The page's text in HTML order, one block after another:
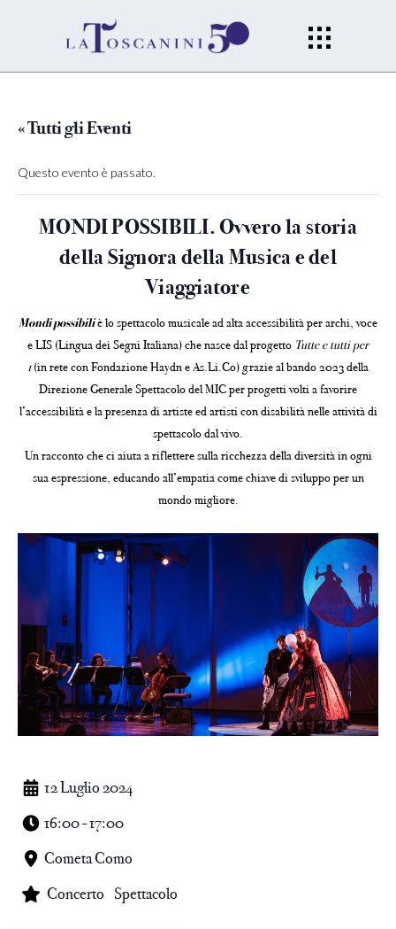
« Tutti gli Eventi
Questo evento è passato.
MONDI POSSIBILI. Ovvero la storia
della Signora della Musica e del
Viaggiatore
Mondi possibiliè lo spettacolo musicale ad alta accessibilità per archi, voce
e LIS (Lingua dei Segni Italiana) che nasce dal progetto Tutte e tutti per
1(in rete con Fondazione Haydn e As.Li.Co) grazie al bando 2023 della
Direzione Generale Spettacolo del MIC per progetti volti a favorire
l’accessibilità e la presenza di artiste ed artisti con disabilità nelle attività di
spettacolo dal vivo.
Un racconto che ci aiuta a riflettere sulla ricchezza della diversità in ogni
sua espressione, educando all’empatia come chiave di sviluppo per un
mondo migliore.
12 Luglio 2024
16:00 - 17:00
Cometa Como
Concerto Spettacolo